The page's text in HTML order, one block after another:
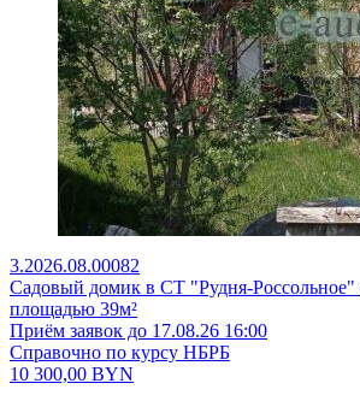
3.2026.08.00082
Садовый домик в СТ "Рудня-Россольное"
площадью 39м²
Приём заявок до 17.08.26 16:00
Справочно по курсу НБРБ
10 300,00 BYN